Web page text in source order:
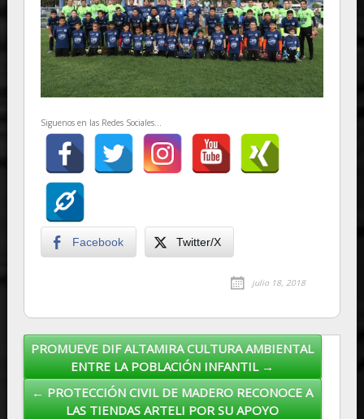
Siguenos en las Redes Sociales...
Facebook Twitter/X
julio 18, 2018
Post navigation
PROMUEVE DIF ALTAMIRA CULTURA AMBIENTAL
ENTRE LA POBLACIÓN INFANTIL →
← PROTECCIÓN CIVIL DE MADERO RECONOCE A
LAS TIENDAS ARTELI POR SU APOYO